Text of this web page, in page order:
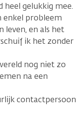
heel gelukkig mee.
enkel probleem
leven, en als het
ik het zonder
nog niet zo
na een
contactpersoon